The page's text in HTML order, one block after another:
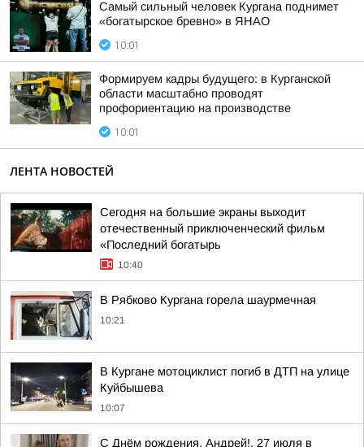
Самый сильный человек Кургана поднимет
«богатырское бревно» в ЯНАО
10:01
Формируем кадры будущего: в Курганской
области масштабно проводят
профориентацию на производстве
10:01
ЛЕНТА НОВОСТЕЙ
Сегодня на большие экраны выходит
отечественный приключенческий фильм
«Последний богатырь
10:40
В Рябково Кургана горела шаурмечная
10:21
В Кургане мотоциклист погиб в ДТП на улице
Куйбышева
10:07
С Днём рождения, Андрей!. 27 июля в